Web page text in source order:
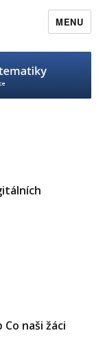
MENU
naši žáci